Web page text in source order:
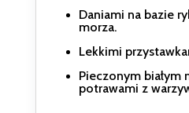
Daniami na bazie
morza.
Lekkimi
Pieczonym białym
potrawami z